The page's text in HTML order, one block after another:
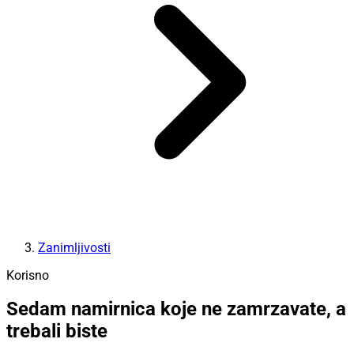
Zanimljivosti
Korisno
Sedam namirnica koje ne zamrzavate, a
trebali biste